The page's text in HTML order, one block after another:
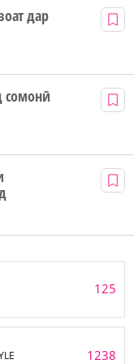
дар
сомонӣ
125
1238